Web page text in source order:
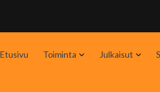
Etusivu Toiminta AvaaJulkaisut Avaa